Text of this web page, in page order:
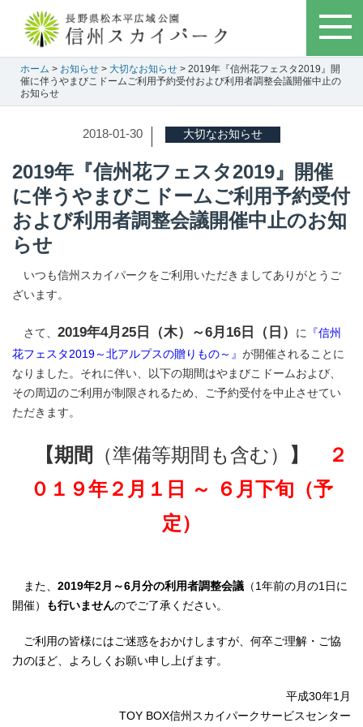
ホーム > お知らせ > 大切なお知らせ > 2019年『信州花フェスタ2019』開
催に伴うやまびこドームご利用予約受付および利用者調整会議開催中止の
お知らせ
2018-01-30 大切なお知らせ
2019年『信州花フェスタ2019』開催
に伴うやまびこドームご利用予約受付
および利用者調整会議開催中止のお知
らせ
いつも信州スカイパークをご利用いただきましてありがとうご
ざいます。
さて、 2019年4月25日（木）～6月16日（日） に
『信州
花フェスタ2019～北アルプスの贈りもの～』 が開催されることに
なりました。それに伴い、以下の期間はやまびこドームおよび、
その周辺のご利用が制限されるため、ご予約受付を中止させてい
ただきます。
【期間 （準備等期間も含む） 】
２
０１９年２月１日 ～ ６月下旬（予
定）
また、 2019年2月～6月分の利用者調整会議 （1年前の月の1日に
開催）
も行いませんのでご了承ください。
ご利用の皆様にはご迷惑をおかけしますが、何卒ご理解・ご協
力のほど、よろしくお願い申し上げます。
平成30年1月
TOY BOX信州スカイパークサービスセンター